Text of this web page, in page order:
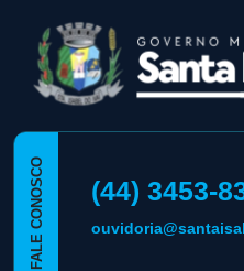
FALE CONOSCO (44) 3453-